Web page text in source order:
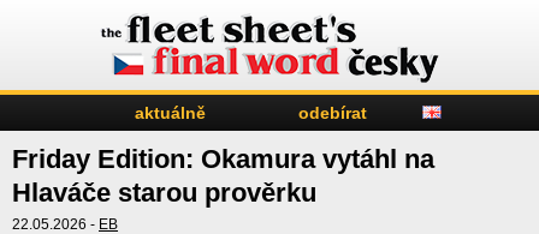
aktuálně odebírat
Friday Edition: Okamura vytáhl na
Hlaváče starou prověrku
22.05.2026 - EB